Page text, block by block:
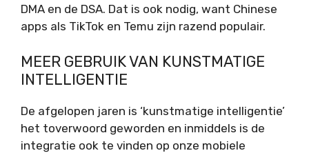
DMA en de DSA. Dat is ook nodig, want Chinese
apps als TikTok en Temu zijn razend populair.
MEER GEBRUIK VAN KUNSTMATIGE
INTELLIGENTIE
De afgelopen jaren is ‘kunstmatige intelligentie’
het toverwoord geworden en inmiddels is de
integratie ook te vinden op onze mobiele